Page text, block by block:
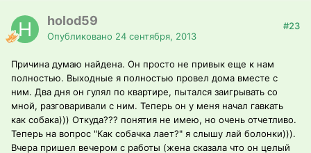
holod59
Опубликовано 24 сентября, 2013
#23
Причина думаю найдена. Он просто не привык еще к нам
полностью. Выходные я полностью провел дома вместе с
ним. Два дня он гулял по квартире, пытался заигрывать со
мной, разговаривали с ним. Теперь он у меня начал гавкать
как собака))) Откуда??? понятия не имею, но очень отчетливо.
Теперь на вопрос "Как собачка лает?" я слышу лай болонки))).
Вчера пришел вечером с работы (жена сказала что он целый